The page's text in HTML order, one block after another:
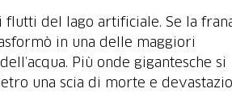
del lago artificiale. Se la
in una delle maggiori
Più onde gigantesche si
una scia di morte e